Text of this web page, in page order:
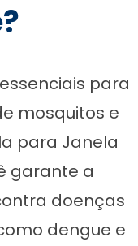
para
mosquitos e
para Janela
garante a
doenças
dengue e